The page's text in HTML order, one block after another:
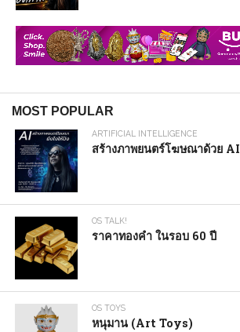
MOST POPULAR
ARTIFICIAL INTELLIGENCE
สร้างภาพยนตร์โฆษณาด้วย AI
OS TALK!
ราคาทองคำ ในรอบ 60 ปี
OS TOYS
หนุมาน (Art Toys)